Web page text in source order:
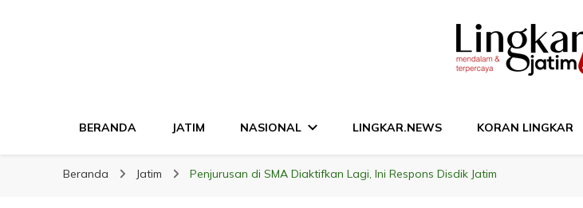
BERANDA JATIM NASIONAL LINGKAR.NEWS KORAN LINGKAR
Beranda Jatim Penjurusan di SMA Diaktifkan Lagi, Ini Respons Disdik Jatim